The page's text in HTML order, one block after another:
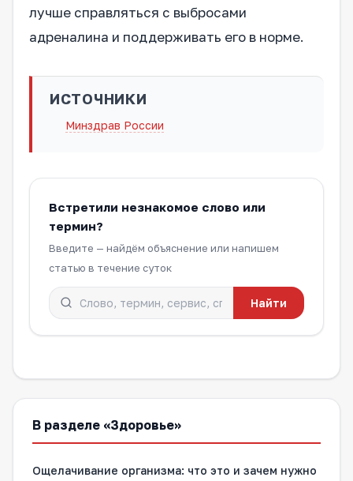
лучше справляться с выбросами
адреналина и поддерживать его в норме.
ИСТОЧНИКИ
Минздрав России
Встретили незнакомое слово или
термин?
Введите — найдём объяснение или напишем
статью в течение суток
Найти
В разделе «Здоровье»
Ощелачивание организма: что это и зачем нужно